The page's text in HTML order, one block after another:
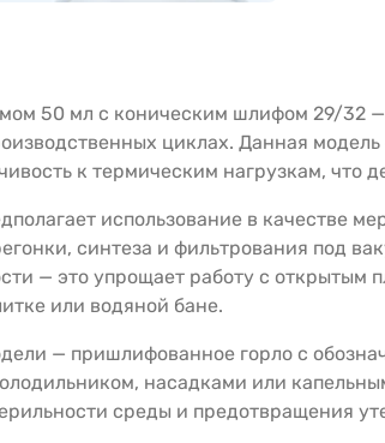
50 мл с коническим шлифом 29/32
циклах. Данная
к термическим нагрузкам,
использование в качестве
синтеза и фильтрования под
— это упрощает работу с
или водяной бане.
— пришлифованное горло с
насадками или
среды и предотвращения